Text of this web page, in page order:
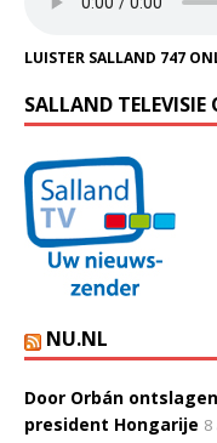
LUISTER SALLAND 747
SALLAND TELEVISIE
NU.NL
Door Orbán
president Hongarije